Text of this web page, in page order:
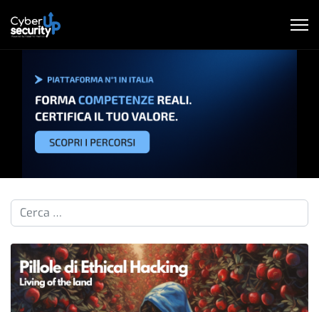
Cerca nelle pillole...